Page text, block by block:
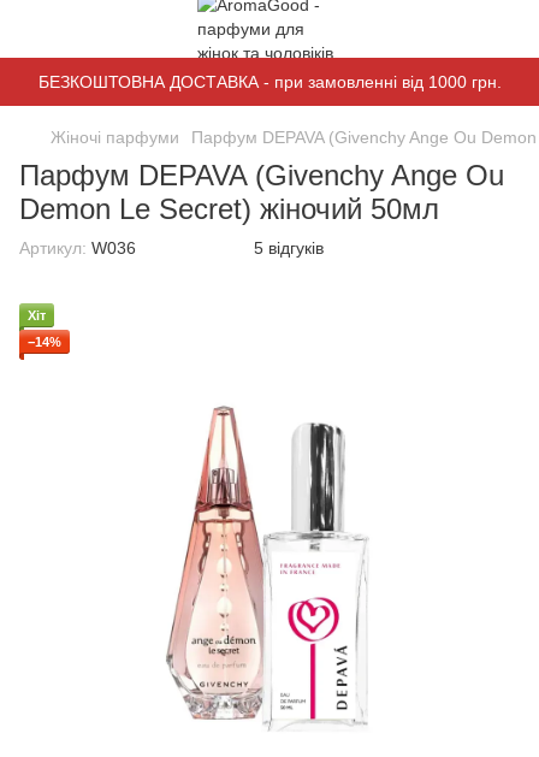
БЕЗКОШТОВНА ДОСТАВКА - при замовленні від 1000 грн.
Жіночі парфуми Парфум DEPAVA (Givenchy Ange Ou
Парфум DEPAVA (Givenchy Ange Ou
Demon Le Secret) жіночий 50мл
Артикул: W036 5 відгуків
Хіт
−14%